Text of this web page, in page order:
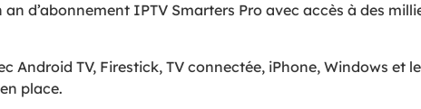
an d’abonnement IPTV Smarters Pro avec accès à des
Android TV, Firestick, TV connectée, iPhone, Windows et
place.